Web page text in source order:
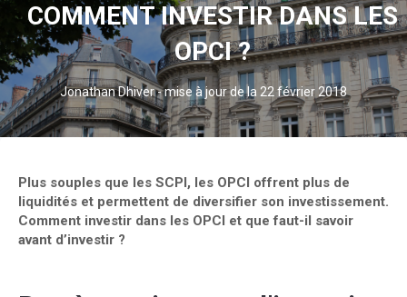
COMMENT INVESTIR DANS LES
OPCI ?
Jonathan Dhiver-mise à jour de la 22 février 2018
Plus souples que les SCPI, les OPCI offrent plus de
liquidités et permettent de diversifier son investissement.
Comment investir dans les OPCI et que faut-il savoir
avant d’investir ?